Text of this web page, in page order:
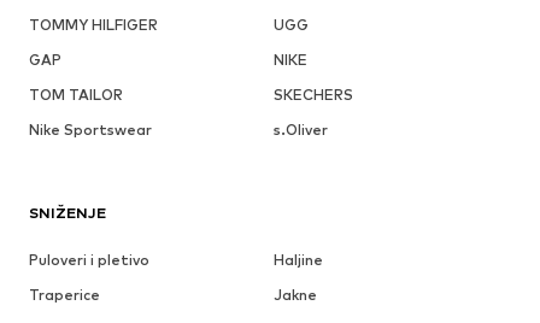
TOMMY HILFIGER
UGG
GAP
NIKE
TOM TAILOR
SKECHERS
Nike Sportswear
s.Oliver
SNIŽENJE
Puloveri i pletivo
Haljine
Traperice
Jakne